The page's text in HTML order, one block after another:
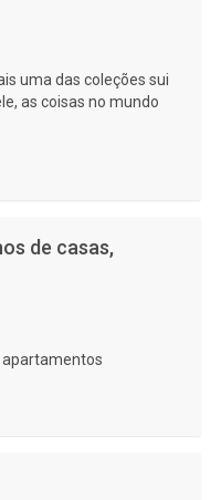
uma das coleções sui
as coisas no mundo
de casas,
apartamentos